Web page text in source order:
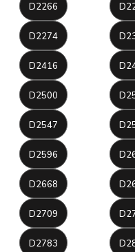
D2266
D2274
D2416
D2500
D2547
D2596
D2668
D2709
D2783